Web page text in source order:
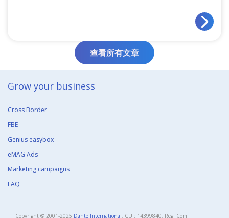
查看所有文章
Grow your business​
Cross Border
FBE
Genius easybox
eMAG Ads
Marketing campaigns
FAQ
Copyright © 2001-2025 Dante International, CUI: 14399840, Reg. Com.